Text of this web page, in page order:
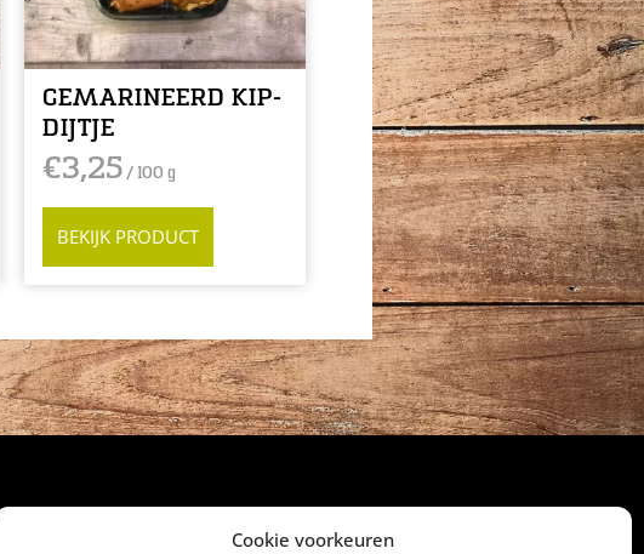
Cookie voorkeuren
GEMARINEERD KIP-
DIJTJE
€3,25/ 100 g
BEKIJK PRODUCT
CONTACT